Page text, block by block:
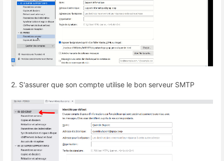
2. S'assurer que son compte utilise le bon serveur SMTP